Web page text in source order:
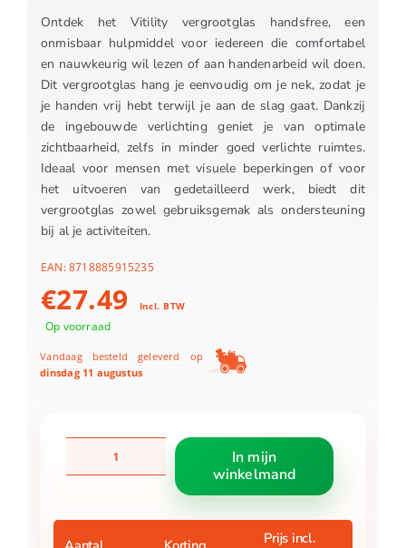
Ontdek het Vitility vergrootglas handsfree, een
onmisbaar hulpmiddel voor iedereen die comfortabel
en nauwkeurig wil lezen of aan handenarbeid wil doen.
Dit vergrootglas hang je eenvoudig om je nek, zodat je
je handen vrij hebt terwijl je aan de slag gaat. Dankzij
de ingebouwde verlichting geniet je van optimale
zichtbaarheid, zelfs in minder goed verlichte ruimtes.
Ideaal voor mensen met visuele beperkingen of voor
het uitvoeren van gedetailleerd werk, biedt dit
vergrootglas zowel gebruiksgemak als ondersteuning
bij al je activiteiten.
EAN:8718885915235
€27.49 Incl. BTW
Op voorraad
Vandaag besteld geleverd op
dinsdag 11 augustus
vergrootglas
In mijn
winkelmand
Prijs incl.